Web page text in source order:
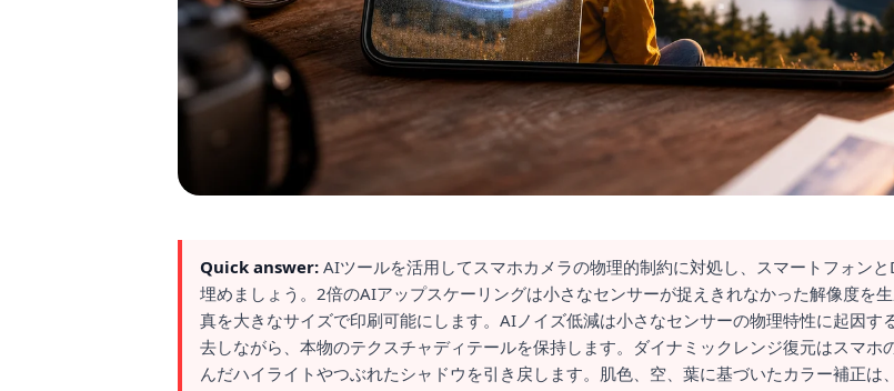
Quick answer: AIツールを活用してスマホカメラの物理的制約に対処し、スマートフォンと
埋めましょう。2倍のAIアップスケーリングは小さなセンサーが捉えきれなかった解像度を
真を大きなサイズで印刷可能にします。AIノイズ低減は小さなセンサーの物理特性に起因す
去しながら、本物のテクスチャディテールを保持します。ダイナミックレンジ復元はスマホ
んだハイライトやつぶれたシャドウを引き戻します。肌色、空、葉に基づいたカラー補正は